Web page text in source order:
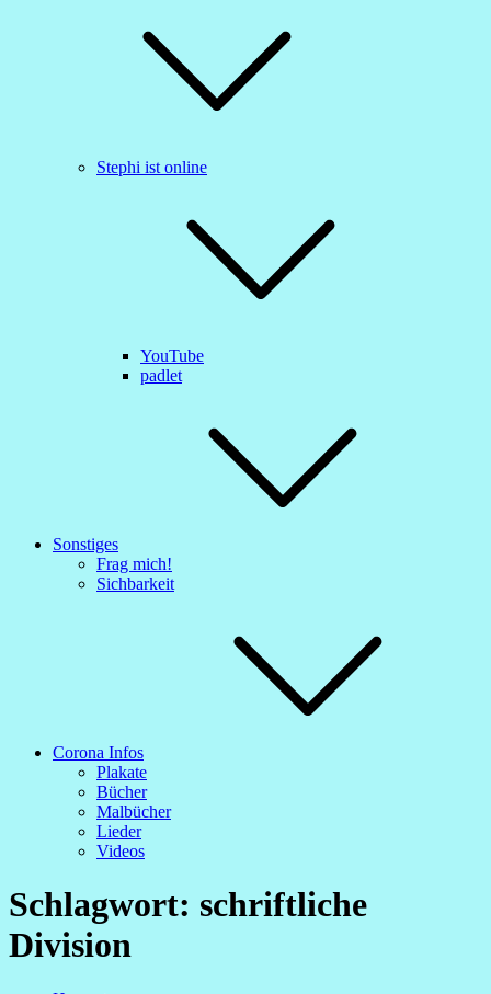
Stephi ist online
YouTube
padlet
Sonstiges
Frag mich!
Sichbarkeit
Corona Infos
Plakate
Bücher
Malbücher
Lieder
Videos
Schlagwort: schriftliche
Division